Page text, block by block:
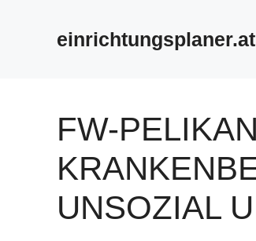
einrichtungsplaner.at
FW-
UNSOZIAL